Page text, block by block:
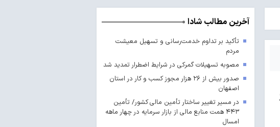
آخرین مطالب شادا
تأکید بر تداوم خدمت‌رسانی و تسهیل معیشت
مردم
مصوبه تسهیلات گمرکی در شرایط اضطرار تمدید شد
صدور بیش از ۲۶ هزار مجوز کسب‌ و کار در استان
اصفهان
در مسیر تغییر ساختار تأمین مالی کشور/ تأمین
۴۴۳ همت منابع مالی از بازار سرمایه در چهار ماهه
امسال